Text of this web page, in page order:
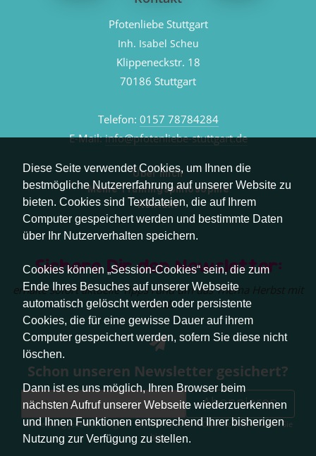
Diese Seite verwendet Cookies, um Ihnen die
bestmögliche Nutzererfahrung auf unserer Website zu
bieten. Cookies sind Textdateien, die auf Ihrem
Computer gespeichert werden und bestimmte Daten
über Ihr Nutzerverhalten speichern.
Cookies können „Session-Cookies“ sein, die zum
Ende Ihres Besuches auf unserer Webseite
automatisch gelöscht werden oder persistente
Cookies, die für eine gewisse Dauer auf ihrem
Computer gespeichert werden, sofern Sie diese nicht
löschen.
Dann ist es uns möglich, Ihren Browser beim
nächsten Aufruf unserer Webseite wiederzuerkennen
und Ihnen Funktionen entsprechend Ihrer bisherigen
Nutzung zur Verfügung zu stellen.
Pfotenliebe Stuttgart
Inh. Isabel Scheu
Klippeneckstr. 18
70186 Stuttgart
Telefon: 0157 78784284
E-Mail:info@pfotenliebe-stuttgart.de
Über mich
Meine Trainingsphilosophie
Kontakt
Sichere Dir den Newsletter:
erhalte sofort aktuelle Tipps rund um das Thema Herbst mit
Hund.
Schon unseren Newsletter gesichert?
Abonnieren
Abmeldung jederzeit möglich. Weitere Infos zum Datenschutz erhalten Sie
hier.